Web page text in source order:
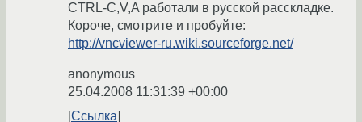
CTRL-C,V,A работали в русской расскладке.
Короче, смотрите и пробуйте:
http://vncviewer-ru.wiki.sourceforge.net/
anonymous
25.04.2008 11:31:39 +00:00
Ссылка